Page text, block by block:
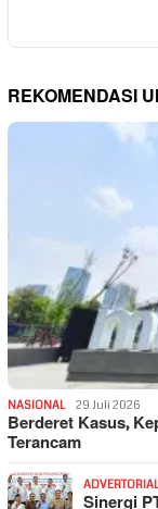
REKOMENDASI
NASIONAL 29 Juli 2026
Berderet Kasus,
Terancam
ADVERTORIAL